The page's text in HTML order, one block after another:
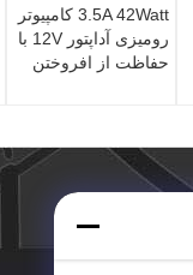
3.5A 42Watt کامپیوتر
رومیزی آداپتور 12V با
حفاظت از افروختن